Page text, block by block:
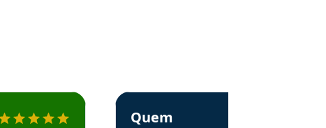
o Aprova Concursos em depoimento
Estudante Alessandra recomenda o Aprova
Quem